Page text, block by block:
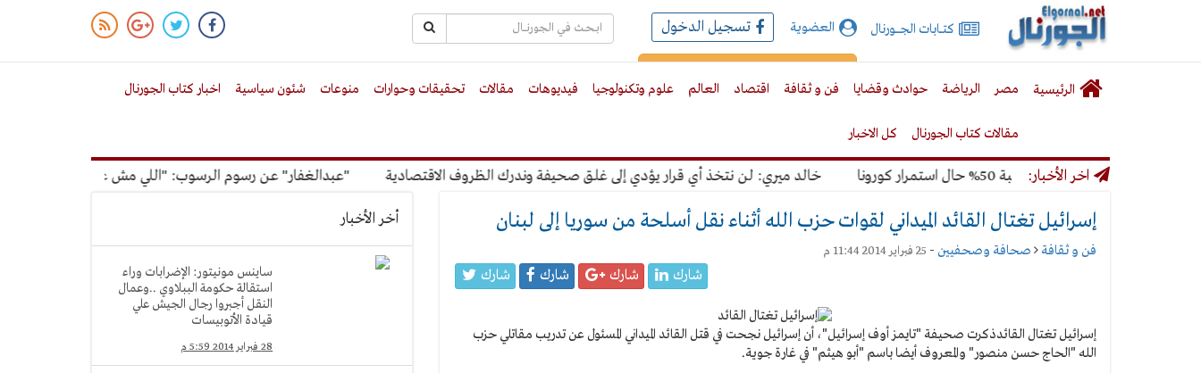
الجورنال
نت
كتـــابات الجـــــورنال العضوية تسجيل الدخول
الرئيسية مصر الرياضة حوادث وقضايا فن و ثقافة اقتصاد العالم علوم وتكنولوجيا فيديوهات مقالات تحقيقات وحوارات منوعات شئون سياسية اخبار كتاب الجورنال
مقالات كتاب الجورنال كل الاخبار
اخر الأخبار:
المونديال بنسبة 50% حال استمرار كورونا خالد ميري: لن نتخذ أي قرار يؤدي إلى غلق صحيفة وندرك الظروف الاقتصادية "عبدالغفار" عن رسوم الرسوب: "اللي مش عاوز يتعلم ملوش
إسرائيل تغتال القائد الميداني لقوات حزب الله أثناء نقل أسلحة من سوريا إلى لبنان
فن و ثقافة صحافة وصحفيين - 25 فبراير 2014 11:44 م
شارك شارك شارك شارك
إسرائيل تغتال القائدذكرت صحيفة "تايمز أوف إسرائيل"، أن إسرائيل نجحت في قتل القائد الميداني المسئول عن تدريب مقاتلي حزب
الله "الحاج حسن منصور" والمعروف أيضا باسم "أبو هيثم" في غارة جوية.
أخر الأخبار
ساينس مونيتور: الإضرابات وراء
استقالة حكومة الببلاوي ..وعمال
النقل أجبروا رجال الجيش علي
قيادة الأتوبيسات
28 فبراير 2014 5:59 م